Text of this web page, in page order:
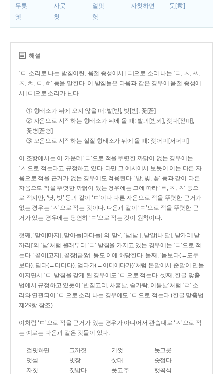
무릇
사뭇 얼핏 자칫하면
뭇[衆]
옛
첫 헛
해설
‘ㄷ’ 소리로 나는 받침이란, 음절 종성에서 [ㄷ]으로 소리 나는 ‘ㄷ, ㅅ, ㅆ,
ㅈ, ㅊ, ㅌ, ㅎ’ 등을 말한다. 이 받침들은 다음과 같은 경우에 음절 종성에
서 [ㄷ]으로 소리가 난다.
① 형태소가 뒤에 오지 않을 때: 밭[받], 빚[빋], 꽃[꼳]
② 자음으로 시작하는 형태소가 뒤에 올 때: 밭과[받꽈], 젖다[젇따],
꽃병[꼳뼝]
③ 모음으로 시작하는 실질 형태소가 뒤에 올 때: 젖어미[저더미]
이 조항에서는 이 가운데 ‘ㄷ’으로 적을 뚜렷한 까닭이 없는 경우에는
‘ㅅ’으로 적는다고 규정하고 있다. 다만 그 예시에서 보듯이 이는 다른 자
음으로 적을 근거가 없는 경우에도 적용된다. ‘밭, 빚, 꽃’ 등과 같이 다른
자음으로 적을 뚜렷한 까닭이 있는 경우에는 그에 따라 ‘ㅌ, ㅈ, ㅊ’ 등으
로 적지만, ‘낫, 빗’ 등과 같이 ‘ㄷ’이나 다른 자음으로 적을 뚜렷한 근거가
없는 경우는 ‘ㅅ’으로 적는 것이다. 다음과 같이 ‘ㄷ’으로 적을 뚜렷한 근
거가 있는 경우에는 당연히 ‘ㄷ’으로 적는 것이 원칙이다.
첫째, ‘맏이[마지], 맏아들[마다들]’의 ‘맏-’, ‘낟[낟ː], 낟알[나ː달], 낟가리[낟ː
까리]’의 ‘낟’처럼 원래부터 ‘ㄷ’ 받침을 가지고 있는 경우에는 ‘ㄷ’으로 적
는다. ‘곧이[고지], 곧장[곧짱]’ 등도 이에 해당한다. 둘째, ‘돋보다(←도두
보다), 딛다(←디디다), 얻다가(←어디에다가)’처럼 본말에서 준말이 만들
어지면서 ‘ㄷ’ 받침을 갖게 된 경우에도 ‘ㄷ’으로 적는다. 셋째, 한글 맞춤
법에서 규정하고 있듯이 ‘반짇고리, 사흗날, 숟가락, 이튿날’처럼 ‘ㄹ’ 소
리와 연관되어 ‘ㄷ’으로 소리 나는 경우에도 ‘ㄷ’으로 적는다.(한글 맞춤법
제29항 참조)
이처럼 ‘ㄷ’으로 적을 근거가 있는 경우가 아니어서 관습대로 ‘ㅅ’으로 적
는 예로는 다음과 같은 것들이 있다.
걸핏하면 그까짓 기껏
놋그릇
덧셈
빗장 삿대
숫접다
자칫
짓밟다 풋고추 햇곡식